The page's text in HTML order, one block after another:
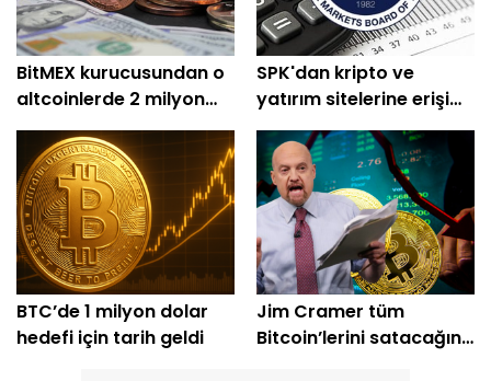
BitMEX kurucusundan o
altcoinlerde 2 milyon
dolarlık alım
SPK'dan kripto ve
yatırım sitelerine erişim
engeli
BTC’de 1 milyon dolar
hedefi için tarih geldi
Jim Cramer tüm
Bitcoin’lerini satacağını